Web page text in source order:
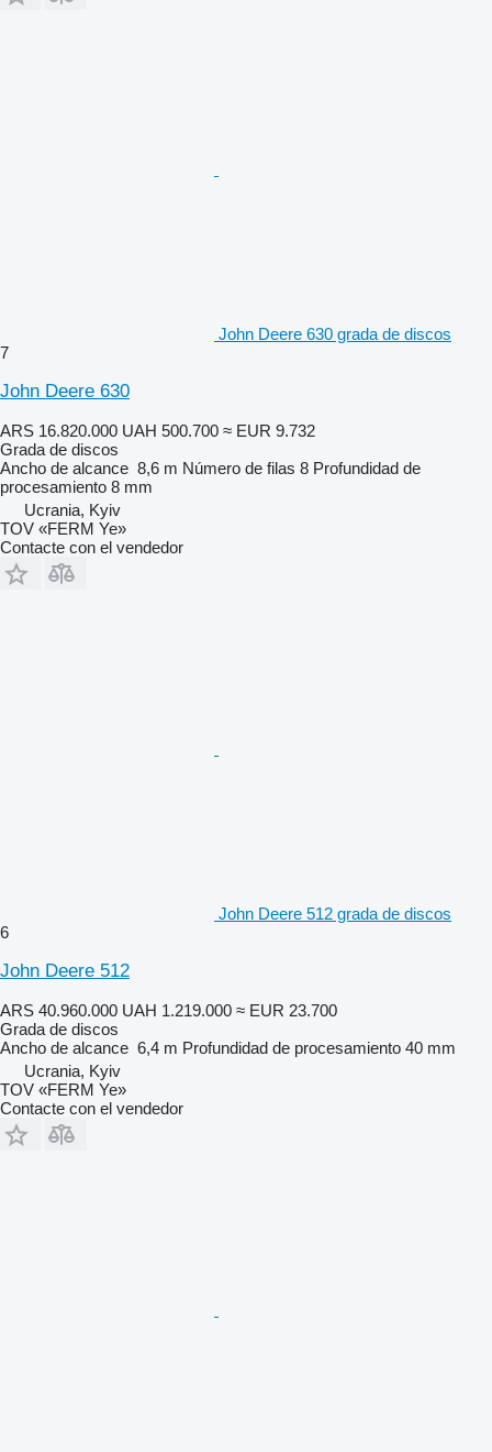
John Deere 630 grada de discos
7
John Deere 630
ARS 16.820.000 UAH 500.700 ≈ EUR 9.732
Grada de discos
Ancho de alcance 8,6 m Número de filas 8 Profundidad de
procesamiento 8 mm
Ucrania, Kyiv
TOV «FERM Ye»
Contacte con el vendedor
John Deere 512 grada de discos
6
John Deere 512
ARS 40.960.000 UAH 1.219.000 ≈ EUR 23.700
Grada de discos
Ancho de alcance 6,4 m Profundidad de procesamiento 40 mm
Ucrania, Kyiv
TOV «FERM Ye»
Contacte con el vendedor